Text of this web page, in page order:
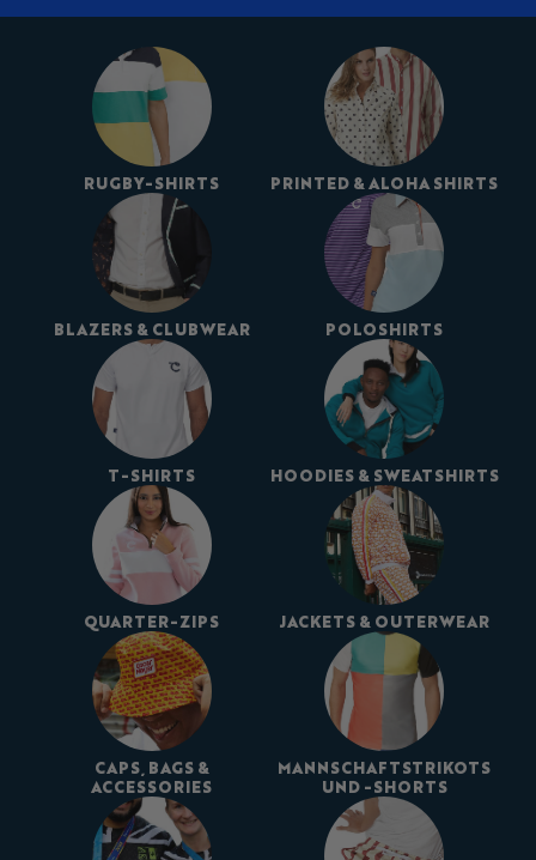
RUGBY-SHIRTS PRINTED & ALOHA SHIRTS
BLAZERS & CLUBWEAR POLOSHIRTS
T-SHIRTS HOODIES & SWEATSHIRTS
QUARTER-ZIPS JACKETS & OUTERWEAR
CAPS, BAGS &
ACCESSORIES
MANNSCHAFTSTRIKOTS
UND -SHORTS